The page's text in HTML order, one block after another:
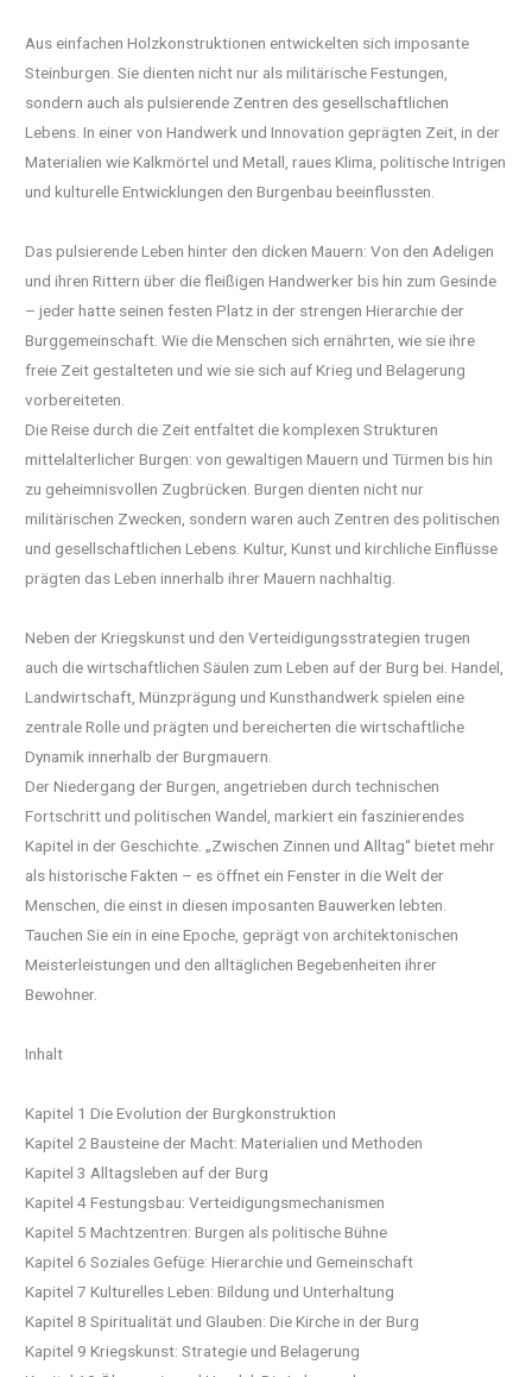
Aus einfachen Holzkonstruktionen entwickelten sich imposante
Steinburgen. Sie dienten nicht nur als militärische Festungen,
sondern auch als pulsierende Zentren des gesellschaftlichen
Lebens. In einer von Handwerk und Innovation geprägten Zeit, in der
Materialien wie Kalkmörtel und Metall, raues Klima, politische Intrigen
und kulturelle Entwicklungen den Burgenbau beeinflussten.
Das pulsierende Leben hinter den dicken Mauern: Von den Adeligen
und ihren Rittern über die fleißigen Handwerker bis hin zum Gesinde
– jeder hatte seinen festen Platz in der strengen Hierarchie der
Burggemeinschaft. Wie die Menschen sich ernährten, wie sie ihre
freie Zeit gestalteten und wie sie sich auf Krieg und Belagerung
vorbereiteten.
Die Reise durch die Zeit entfaltet die komplexen Strukturen
mittelalterlicher Burgen: von gewaltigen Mauern und Türmen bis hin
zu geheimnisvollen Zugbrücken. Burgen dienten nicht nur
militärischen Zwecken, sondern waren auch Zentren des politischen
und gesellschaftlichen Lebens. Kultur, Kunst und kirchliche Einflüsse
prägten das Leben innerhalb ihrer Mauern nachhaltig.
Neben der Kriegskunst und den Verteidigungsstrategien trugen
auch die wirtschaftlichen Säulen zum Leben auf der Burg bei. Handel,
Landwirtschaft, Münzprägung und Kunsthandwerk spielen eine
zentrale Rolle und prägten und bereicherten die wirtschaftliche
Dynamik innerhalb der Burgmauern.
Der Niedergang der Burgen, angetrieben durch technischen
Fortschritt und politischen Wandel, markiert ein faszinierendes
Kapitel in der Geschichte. „Zwischen Zinnen und Alltag“ bietet mehr
als historische Fakten – es öffnet ein Fenster in die Welt der
Menschen, die einst in diesen imposanten Bauwerken lebten.
Tauchen Sie ein in eine Epoche, geprägt von architektonischen
Meisterleistungen und den alltäglichen Begebenheiten ihrer
Bewohner.
Inhalt
Kapitel 1 Die Evolution der Burgkonstruktion
Kapitel 2 Bausteine der Macht: Materialien und Methoden
Kapitel 3 Alltagsleben auf der Burg
Kapitel 4 Festungsbau: Verteidigungsmechanismen
Kapitel 5 Machtzentren: Burgen als politische Bühne
Kapitel 6 Soziales Gefüge: Hierarchie und Gemeinschaft
Kapitel 7 Kulturelles Leben: Bildung und Unterhaltung
Kapitel 8 Spiritualität und Glauben: Die Kirche in der Burg
Kapitel 9 Kriegskunst: Strategie und Belagerung